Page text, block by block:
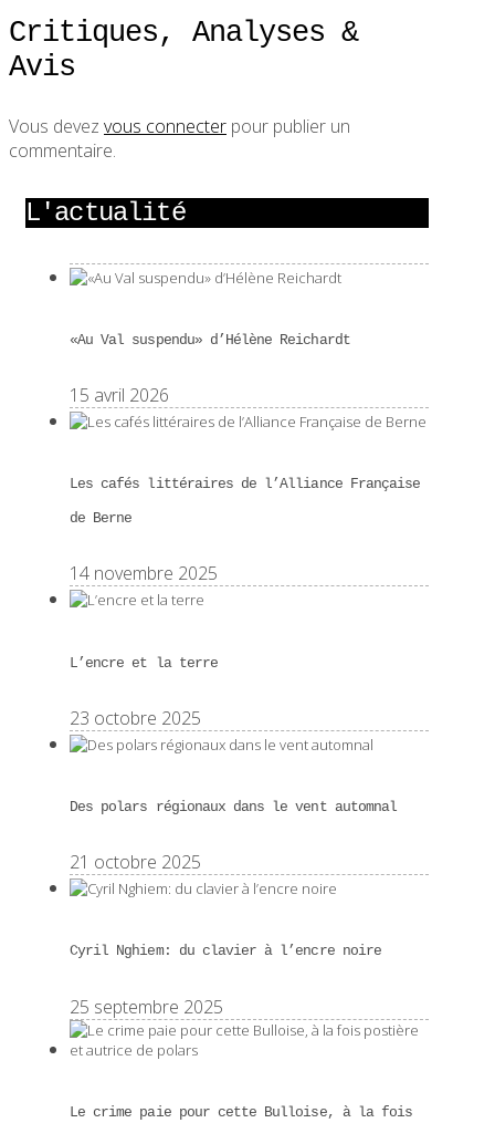
Critiques, Analyses &
Avis
Vous devez vous connecter pour publier un
commentaire.
L'actualité
«Au Val suspendu» d’Hélène Reichardt
15 avril 2026
Les cafés littéraires de l’Alliance Française
de Berne
14 novembre 2025
L’encre et la terre
23 octobre 2025
Des polars régionaux dans le vent automnal
21 octobre 2025
Cyril Nghiem: du clavier à l’encre noire
25 septembre 2025
Le crime paie pour cette Bulloise, à la fois